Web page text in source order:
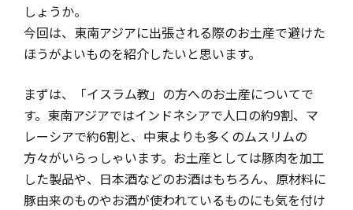
しょうか。
今回は、東南アジアに出張される際のお土産で避けた
ほうがよいものを紹介したいと思います。
まずは、「イスラム教」の方へのお土産についてで
す。東南アジアではインドネシアで人口の約9割、マ
レーシアで約6割と、中東よりも多くのムスリムの
方々がいらっしゃいます。お土産としては豚肉を加工
した製品や、日本酒などのお酒はもちろん、原材料に
豚由来のものやお酒が使われているものにも気を付け